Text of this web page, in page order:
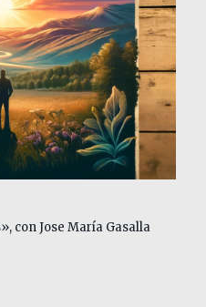
con Jose María Gasalla